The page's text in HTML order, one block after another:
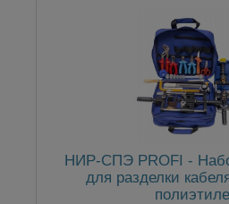
НИР-СПЭ PROFI -
для разделки